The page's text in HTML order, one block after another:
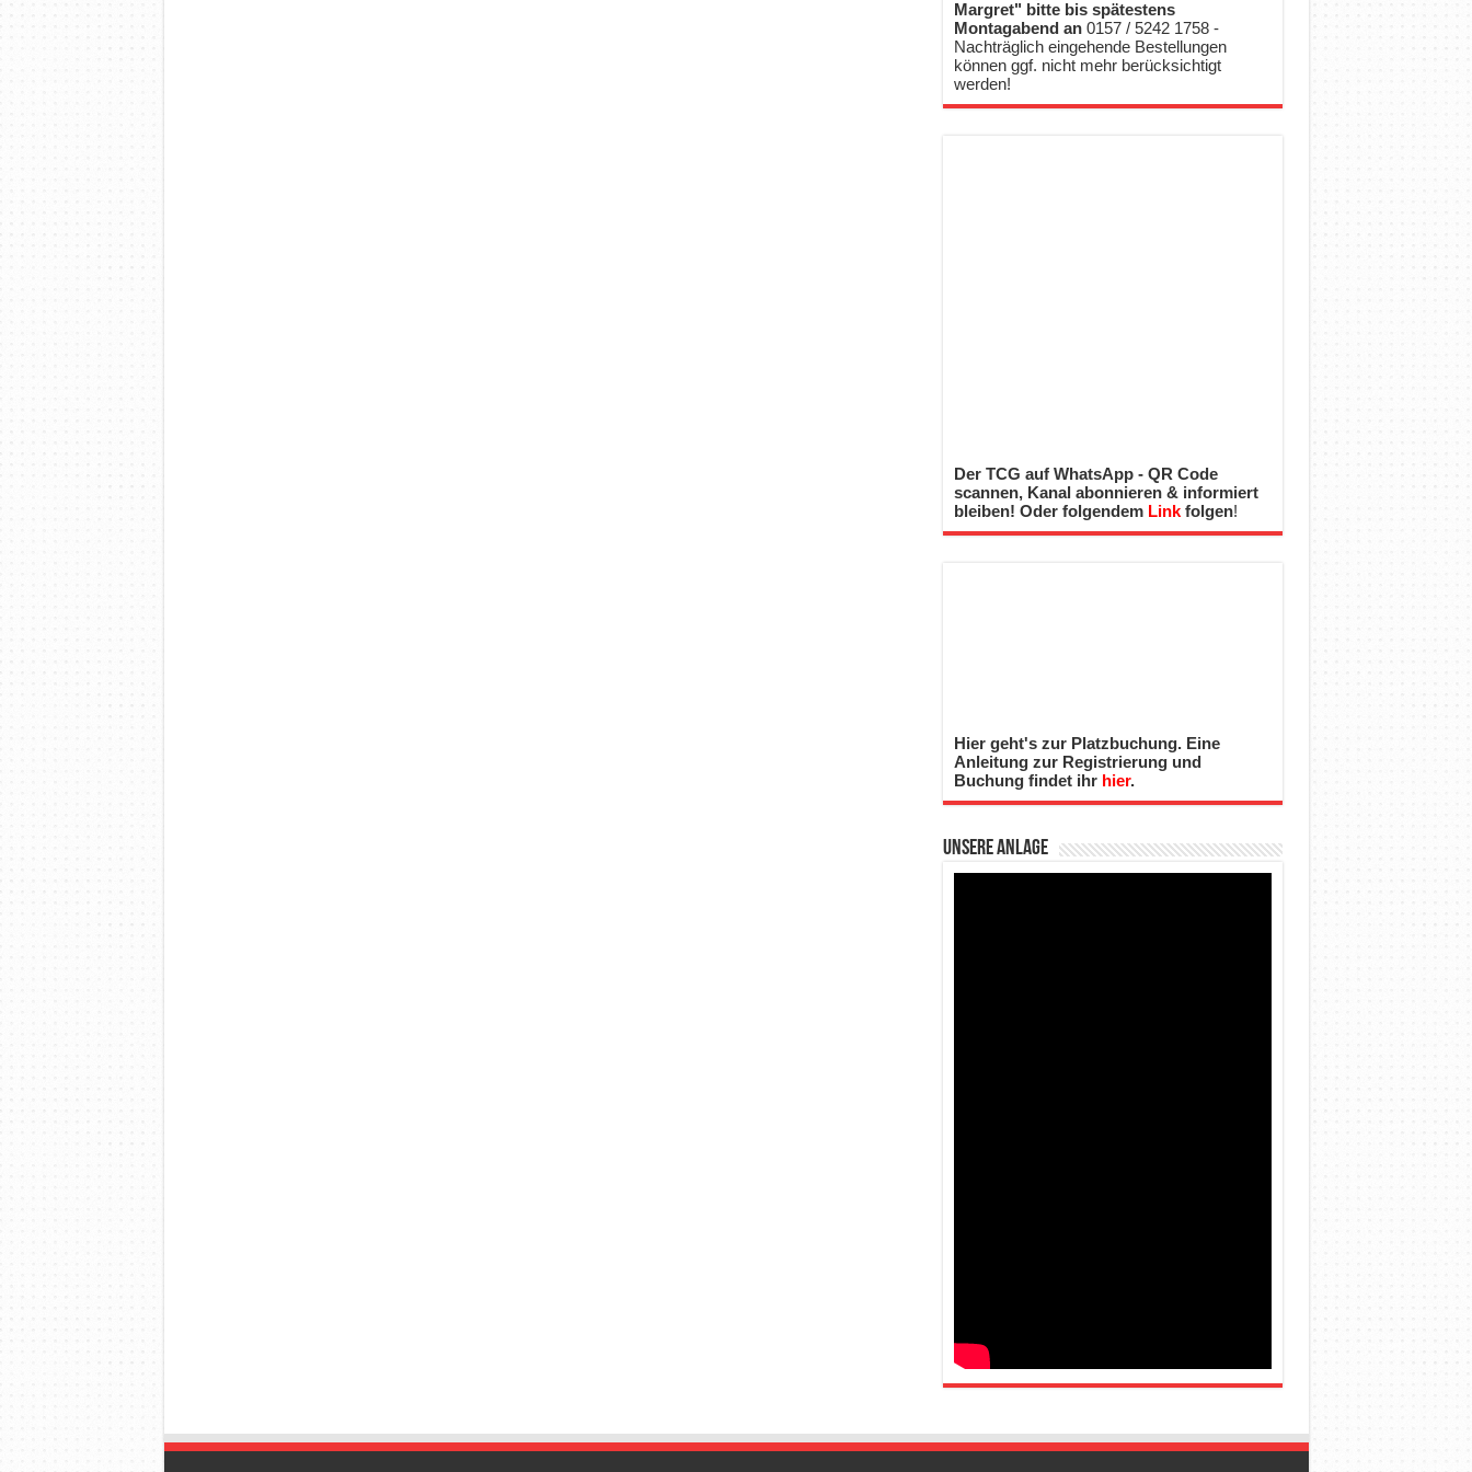
Margret" bitte bis spätestens
Montagabend an 0157 / 5242 1758 -
Nachträglich eingehende Bestellungen
können ggf. nicht mehr berücksichtigt
werden!
Der TCG auf WhatsApp - QR Code
scannen, Kanal abonnieren & informiert
bleiben! Oder folgendem Linkfolgen!
Hier geht's zur Platzbuchung. Eine
Anleitung zur Registrierung und
Buchung findet ihr hier.
Unsere Anlage